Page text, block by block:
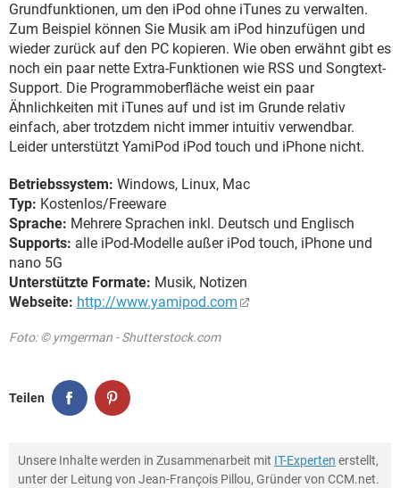
Grundfunktionen, um den iPod ohne iTunes zu verwalten.
Zum Beispiel können Sie Musik am iPod hinzufügen und
wieder zurück auf den PC kopieren. Wie oben erwähnt gibt es
noch ein paar nette Extra-Funktionen wie RSS und Songtext-
Support. Die Programmoberfläche weist ein paar
Ähnlichkeiten mit iTunes auf und ist im Grunde relativ
einfach, aber trotzdem nicht immer intuitiv verwendbar.
Leider unterstützt YamiPod iPod touch und iPhone nicht.
Betriebssystem: Windows, Linux, Mac
Typ: Kostenlos/Freeware
Sprache: Mehrere Sprachen inkl. Deutsch und Englisch
Supports: alle iPod-Modelle außer iPod touch, iPhone und
nano 5G
Unterstützte Formate: Musik, Notizen
Webseite: http://www.yamipod.com
Foto: © ymgerman - Shutterstock.com
Teilen
Unsere Inhalte werden in Zusammenarbeit mit IT-Experten erstellt,
unter der Leitung von Jean-François Pillou, Gründer von CCM.net.